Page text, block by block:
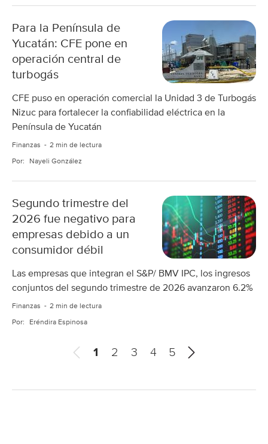
Para la Península de
Yucatán: CFE pone en
operación central de
turbogás
CFE puso en operación comercial la Unidad 3 de Turbogás
Nizuc para fortalecer la confiabilidad eléctrica en la
Península de Yucatán
Finanzas 2 min de lectura
Por: Nayeli González
Segundo trimestre del
2026 fue negativo para
empresas debido a un
consumidor débil
Las empresas que integran el S&P/ BMV IPC, los ingresos
conjuntos del segundo trimestre de 2026 avanzaron 6.2%
Finanzas 2 min de lectura
Por: Eréndira Espinosa
e
1 2 3 4 5
u